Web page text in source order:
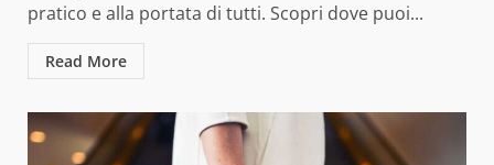
pratico e alla portata di tutti. Scopri dove puoi...
Read More